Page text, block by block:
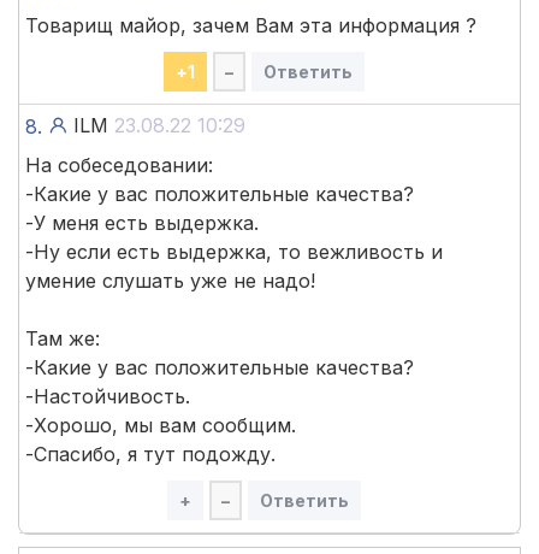
Товарищ майор, зачем Вам эта информация ?
+1 – Ответить
8. ILM 23.08.22 10:29
На собеседовании:
-Какие у вас положительные качества?
-У меня есть выдержка.
-Ну если есть выдержка, то вежливость и
умение слушать уже не надо!
Там же:
-Какие у вас положительные качества?
-Настойчивость.
-Хорошо, мы вам сообщим.
-Спасибо, я тут подожду.
+ – Ответить